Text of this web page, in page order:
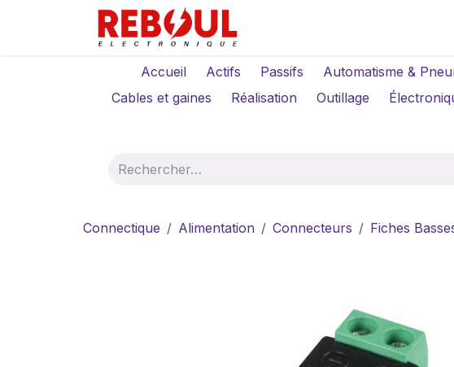
Se rendre au contenu
Accueil Actifs Passifs Automatisme &
Cables et gaines
Réalisation Outillage
Connectique Alimentation Connecteurs Fiches